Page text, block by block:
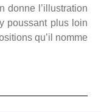
donne l’illustration
poussant plus loin
qu’il nomme